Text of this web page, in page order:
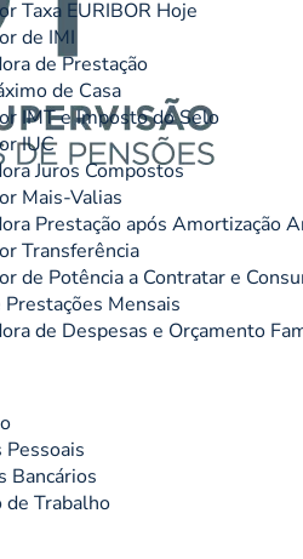
Taxa EURIBOR Hoje
de IMI
de Prestação
de Casa
IMT e Imposto do Selo
IUC
Juros Compostos
Mais-Valias
Prestação após Amortização
Transferência
de Potência a Contratar e
Prestações Mensais
de Despesas e Orçamento
Pessoais
Bancários
de Trabalho